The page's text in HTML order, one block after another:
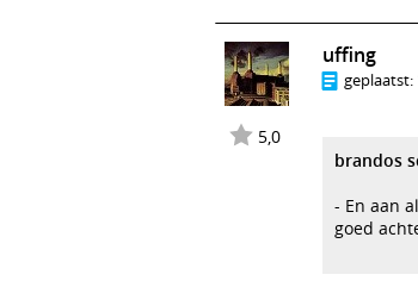
5,0
uffing
geplaatst:
brandos
- En aan
goed